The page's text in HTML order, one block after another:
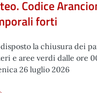
Codice
forti
disposto la chiusura dei
e aree verdi dalle ore
26 luglio 2026